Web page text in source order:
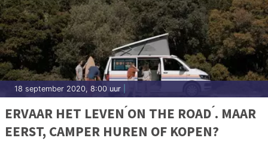
18 september 2020, 8:00 uur
ERVAAR HET LEVEN ́ON THE ROAD ́. MAAR
EERST, CAMPER HUREN OF KOPEN?